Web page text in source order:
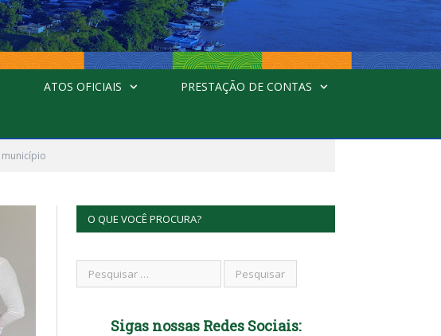
ATOS OFICIAIS PRESTAÇÃO DE CONTAS
O QUE VOCÊ PROCURA?
Sigas nossas Redes Sociais: